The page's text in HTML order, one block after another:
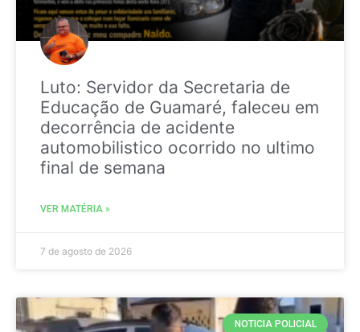
Luto: Servidor da Secretaria de
Educação de Guamaré, faleceu em
decorrência de acidente
automobilistico ocorrido no ultimo
final de semana
VER MATÉRIA »
7 de agosto de 2026
NOTICIA POLICIAL